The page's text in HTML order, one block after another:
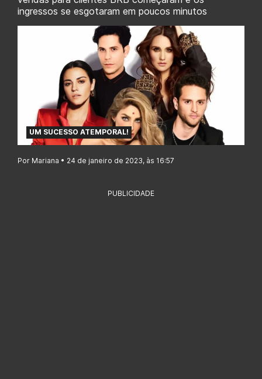
ingressos se esgotaram em poucos minutos
UM SUCESSO ATEMPORAL!
Por Mariana • 24 de janeiro de 2023, às 16:57
PUBLICIDADE